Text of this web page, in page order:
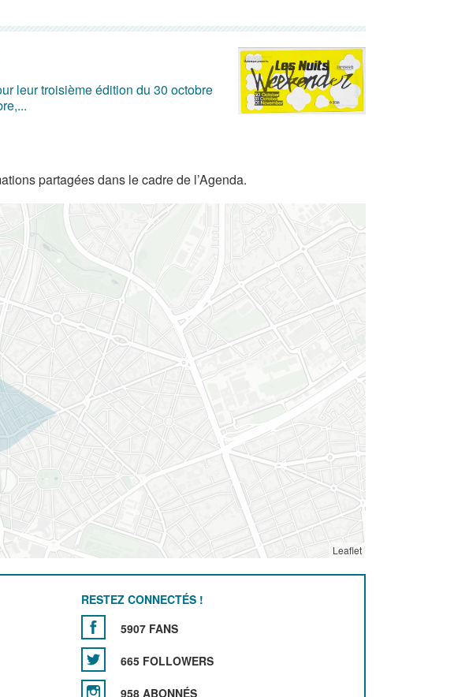
leur troisième édition du 30 octobre
partagées dans le cadre de l’Agenda.
Leaflet
RESTEZ CONNECTÉS !
5907 FANS
665 FOLLOWERS
958 ABONNÉS